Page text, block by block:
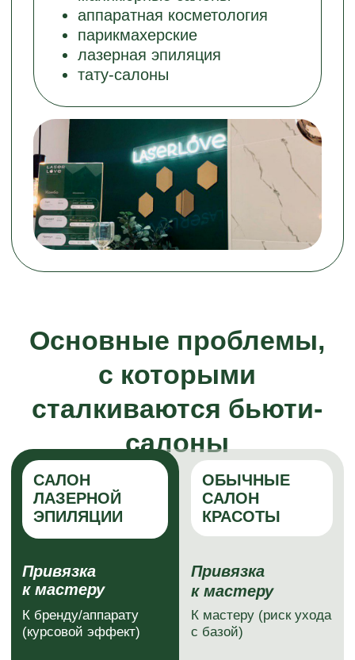
реальность)
Подробнее о франшизе лазерной
эпиляции
Узнать, свободен ли ваш город
От небольшой студии в Новосибирске бренд
вырос до лидера рынка всего за год и более
8 лет сохраняет позиции. Сегодня Laser
Love — крупнейшая в РФ сеть клиник
лазерной эпиляции.
Laser Love знает
вся страна
220+ клиник в РФ
Открыты с 2018 г.
Сколько можно
заработать на салоне